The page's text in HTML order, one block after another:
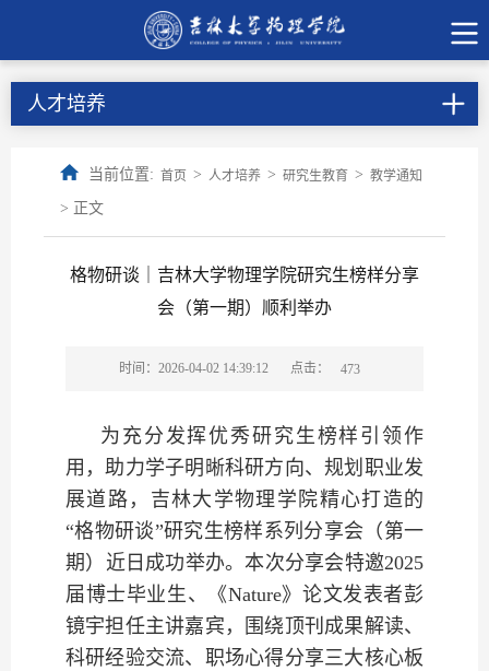
人才培养
当前位置: 首页 > 人才培养 > 研究生教育 > 教学通知
> 正文
格物研谈｜吉林大学物理学院研究生榜样分享
会（第一期）顺利举办
时间：2026-04-02 14:39:12 点击： 473
为充分发挥优秀研究生榜样引领作
用，助力学子明晰科研方向、规划职业发
展道路，吉林大学物理学院精心打造的
“格物研谈”研究生榜样系列分享会（第一
期）近日成功举办。本次分享会特邀2025
届博士毕业生、《Nature》论文发表者彭
镜宇担任主讲嘉宾，围绕顶刊成果解读、
科研经验交流、职场心得分享三大核心板